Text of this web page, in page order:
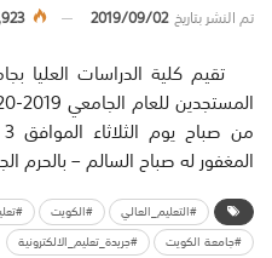
تم النشر بتاريخ2019/09/02
تقيم كلية الدراسات العليا
المغفور له صباح السالم – بالحرم
#التعليم_العالي #الكويت
#جامعة الكويت
#جريدة_تعليم_الالكترونية